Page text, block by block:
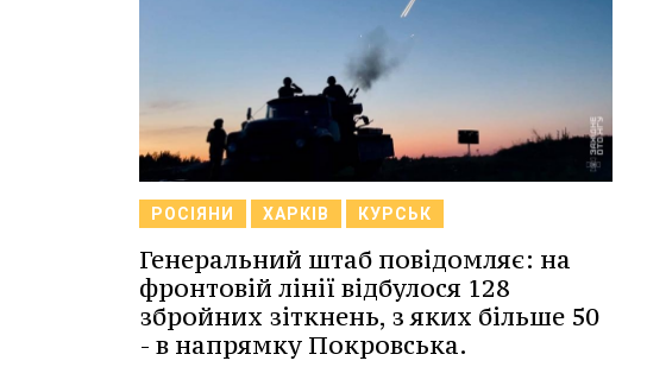
РОСІЯНИ ХАРКІВ КУРСЬК
Генеральний штаб повідомляє: на
фронтовій лінії відбулося 128
збройних зіткнень, з яких більше 50
- в напрямку Покровська.